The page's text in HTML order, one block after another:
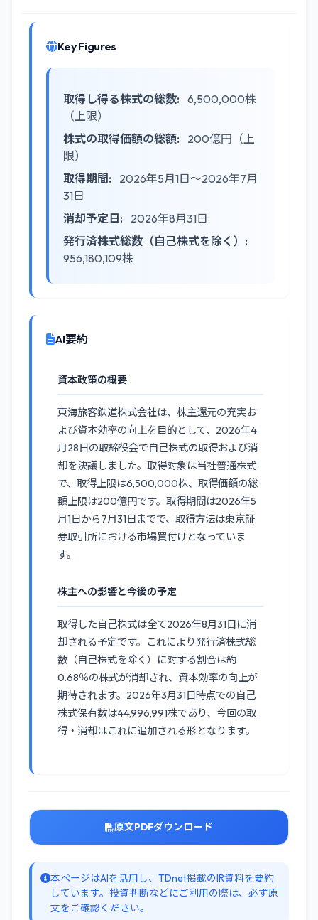
Key Figures
取得し得る株式の総数: 6,500,000株
（上限）
株式の取得価額の総額:
200億円（上
限）
取得期間:
2026年5月1日～2026年7月
31日
消却予定日:
2026年8月31日
発行済株式総数（自己株式を除く）:
956,180,109株
AI要約
資本政策の概要
東海旅客鉄道株式会社は、株主還元の充実お
よび資本効率の向上を目的として、2026年4
月28日の取締役会で自己株式の取得および消
却を決議しました。取得対象は当社普通株式
で、取得上限は6,500,000株、取得価額の総
額上限は200億円です。取得期間は2026年5
月1日から7月31日までで、取得方法は東京証
券取引所における市場買付けとなっていま
す。
株主への影響と今後の予定
取得した自己株式は全て2026年8月31日に消
却される予定です。これにより発行済株式総
数（自己株式を除く）に対する割合は約
0.68％の株式が消却され、資本効率の向上が
期待されます。2026年3月31日時点での自己
株式保有数は44,996,991株であり、今回の取
得・消却はこれに追加される形となります。
原文PDFダウンロード
本ページはAIを活用し、TDnet掲載のIR資料を要約
しています。投資判断などにご利用の際は、必ず原
文をご確認ください。